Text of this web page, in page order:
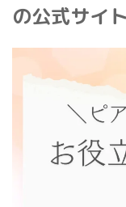
の公式サイ